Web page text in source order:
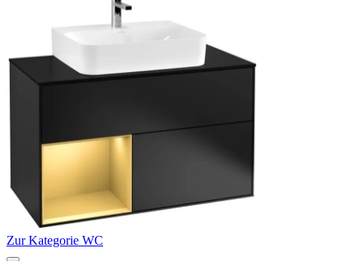
Zur Kategorie WC